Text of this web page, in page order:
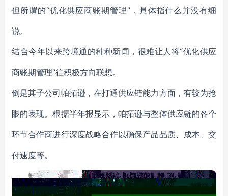
但所谓的“优化供应商账期管理”，具体指什么并没有细
说。
结合今年以来跨境通的种种新闻，很难让人将“优化供应
商账期管理”往积极方向联想。
倒是其子公司帕拓逊，在打通供应链能力方面，有较为抢
眼的表现。根据半年报显示，帕拓逊与整体供应链的各个
环节合作商进行深度战略合作以确保产品品质、成本、交
付速度等。